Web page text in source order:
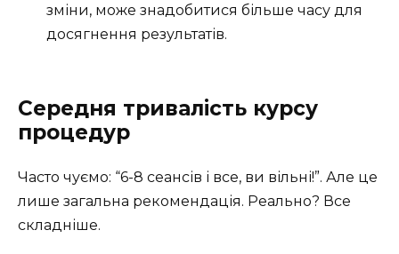
зміни, може знадобитися більше часу для
досягнення результатів.
Середня тривалість курсу
процедур
Часто чуємо: “6-8 сеансів і все, ви вільні!”. Але це
лише загальна рекомендація. Реально? Все
складніше.